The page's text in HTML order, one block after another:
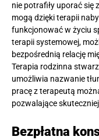
nie potrafiły uporać się
mogą dzięki terapii
funkcjonować w życiu
terapii systemowej,
bezpośrednią relację
Terapia rodzinna
umożliwia nazwanie
pracę z terapeutą
pozwalające
Bezpłatna